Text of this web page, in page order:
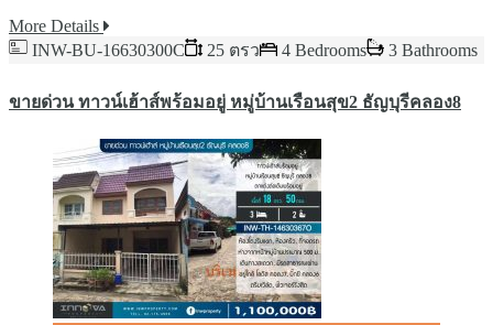
More Details
INW-BU-16630300C
25 ตรว 4 Bedrooms 3 Bathrooms
ขายด่วน​ ทาวน์เฮ้าส์พร้อมอยู่​ หมู่บ้านเรือนสุข2​ ธัญบุรีคลอง8